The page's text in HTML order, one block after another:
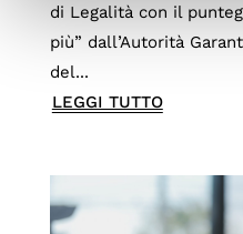
di Legalità con il
più” dall’Autorità
del...
LEGGI TUTTO